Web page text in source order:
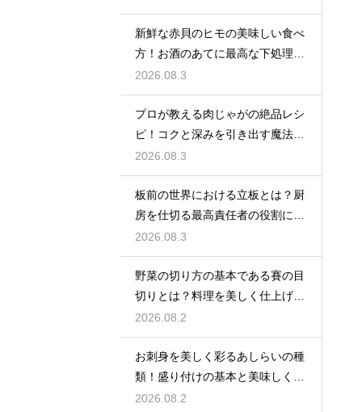
新鮮な赤貝のヒモの美味しい食べ
方！お酒のあてに最高な下処理と
調理法
2026.08.3
プロが教える肉じゃがの絶品レシ
ピ！コクと深みを引き出す魔法の
隠し味
2026.08.3
板前の世界における立板とは？厨
房を仕切る最高責任者の役割に迫
る
2026.08.3
野菜の切り方の基本である賽の目
切りとは？料理を美しく仕上げる
プロのコツ
2026.08.2
お刺身を美しく彩るあしらいの種
類！盛り付けの基本と美味しく食
べる工夫
2026.08.2